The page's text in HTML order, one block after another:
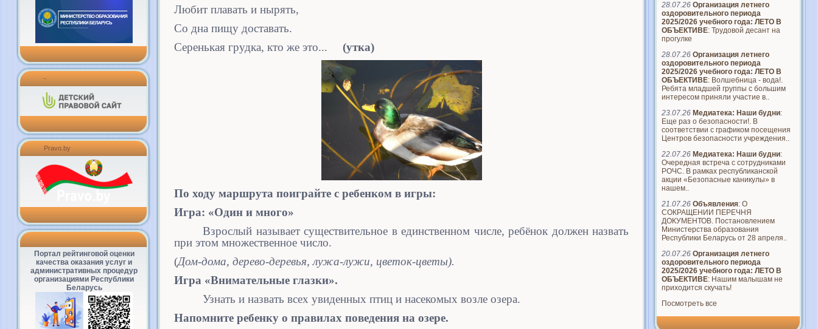
-
Pravo.by
Портал рейтинговой оценки
качества оказания услуг и
административных процедур
организациями Республики
Беларусь
Любит плавать и нырять,
Со дна пищу доставать.
Серенькая грудка, кто же это... (утка)
По ходу маршрута поиграйте с ребенком в игры:
Игра: «Один и много»
Взрослый называет существительное в единственном числе, ребёнок должен назвать
при этом множественное число.
(Дом-дома, дерево-деревья, лужа-лужи, цветок-цветы).
Игра «Внимательные глазки».
Узнать и назвать всех увиденных птиц и насекомых возле озера.
Напомните ребенку о правилах поведения на озере.
28.07.26 Организация летнего
оздоровительного периода
2025/2026 учебного года: ЛЕТО В
ОБЪЕКТИВЕ: Трудовой десант на
прогулке
28.07.26 Организация летнего
оздоровительного периода
2025/2026 учебного года: ЛЕТО В
ОБЪЕКТИВЕ: Волшебница - вода!.
Ребята младшей группы с большим
интересом приняли участие в..
23.07.26 Медиатека: Наши будни:
Еще раз о безопасности!. В
соответствии с графиком посещения
Центров безопасности учреждения..
22.07.26 Медиатека: Наши будни:
Очередная встреча с сотрудниками
РОЧС. В рамках республиканской
акции «Безопасные каникулы» в
нашем..
21.07.26 Объявления: О
СОКРАЩЕНИИ ПЕРЕЧНЯ
ДОКУМЕНТОВ. Постановлением
Министерства образования
Республики Беларусь от 28 апреля..
20.07.26 Организация летнего
оздоровительного периода
2025/2026 учебного года: ЛЕТО В
ОБЪЕКТИВЕ: Нашим малышам не
приходится скучать!
Посмотреть все